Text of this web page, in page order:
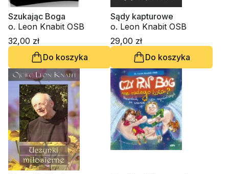
Szukając Boga
o. Leon Knabit OSB
32,00 zł
Do koszyka
Sądy kapturowe
o. Leon Knabit OSB
29,00 zł
Do koszyka